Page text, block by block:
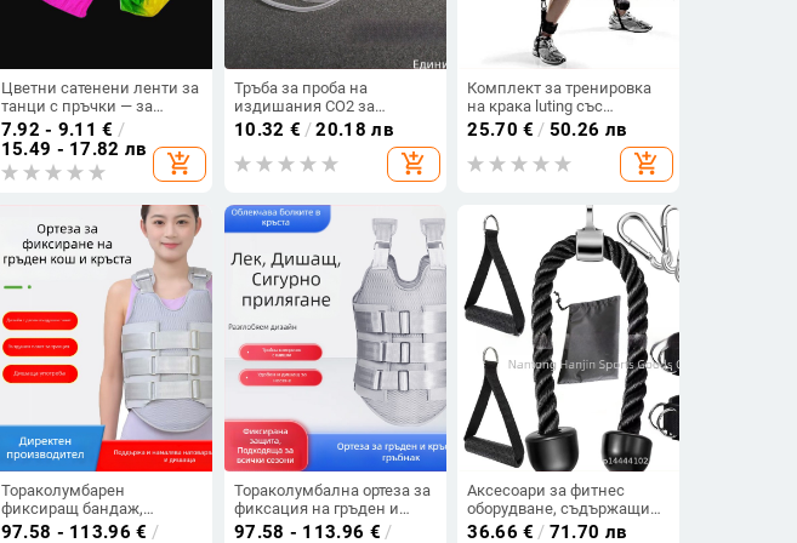
Цветни сатенени ленти за
танци с пръчки — за
квадратен танц, фитнес
танц и изпълнения на
Yangko; за деца, ученици и
възрастни в групови
7.92 - 9.11 € /
15.49 - 17.82 лв
add_shopping_cart
Тръба за проба на
издишания CO2 за
мониторинг по време на
анестезия, носна тръба за
газов контур
10.32 € /20.18 лв
add_shopping_cart
Комплект за тренировка
на крака luting със
съпротивително въже и
ластична лента за клек и
ударна мощ
25.70 € / 50.26 лв
add_shopping_cart
Тораколумбарен
фиксиращ бандаж,
следоперативна опора
97.58 - 113.96 € /
Тораколумбална ортеза за
фиксация на гръден и
поясен отдел на
97.58 - 113.96 € /
Аксесоари за фитнес
оборудване, съдържащи
черна платнена чанта,
36.66 € / 71.70 лв